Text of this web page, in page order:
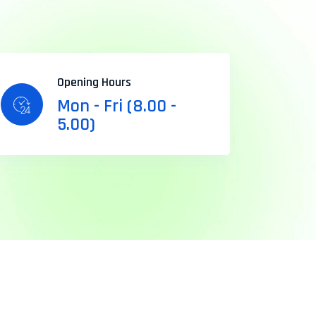
Opening Hours
Mon - Fri (8.00 -
5.00)